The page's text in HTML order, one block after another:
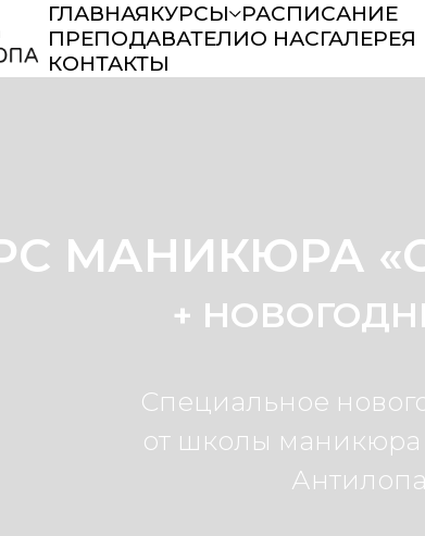
ГЛАВНАЯКУРСЫ
РАСПИСАНИЕ
ПРЕПОДАВАТЕЛИО НАСГАЛЕРЕЯ
КОНТАКТЫ
МАНИКЮРА
+
Специальное
от школы